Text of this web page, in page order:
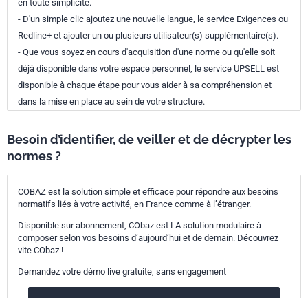
en toute simplicité.
- D'un simple clic ajoutez une nouvelle langue, le service Exigences ou
Redline+ et ajouter un ou plusieurs utilisateur(s) supplémentaire(s).
- Que vous soyez en cours d'acquisition d'une norme ou qu'elle soit
déjà disponible dans votre espace personnel, le service UPSELL est
disponible à chaque étape pour vous aider à sa compréhension et
dans la mise en place au sein de votre structure.
Besoin d’identifier, de veiller et de décrypter les
normes ?
COBAZ est la solution simple et efficace pour répondre aux besoins
normatifs liés à votre activité, en France comme à l’étranger.
Disponible sur abonnement, CObaz est LA solution modulaire à
composer selon vos besoins d’aujourd’hui et de demain. Découvrez
vite CObaz !
Demandez votre démo live gratuite, sans engagement